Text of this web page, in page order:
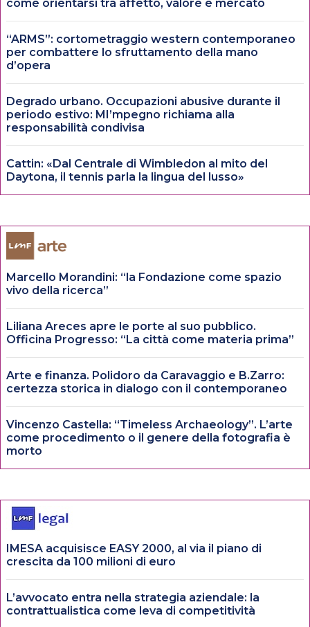
come orientarsi tra affetto, valore e mercato
“ARMS”: cortometraggio western contemporaneo
per combattere lo sfruttamento della mano
d’opera
Degrado urbano. Occupazioni abusive durante il
periodo estivo: MI’mpegno richiama alla
responsabilità condivisa
Cattin: «Dal Centrale di Wimbledon al mito del
Daytona, il tennis parla la lingua del lusso»
Marcello Morandini: “la Fondazione come spazio
vivo della ricerca”
Liliana Areces apre le porte al suo pubblico.
Officina Progresso: “La città come materia prima”
Arte e finanza. Polidoro da Caravaggio e B.Zarro:
certezza storica in dialogo con il contemporaneo
Vincenzo Castella: “Timeless Archaeology”. L’arte
come procedimento o il genere della fotografia è
morto
IMESA acquisisce EASY 2000, al via il piano di
crescita da 100 milioni di euro
L’avvocato entra nella strategia aziendale: la
contrattualistica come leva di competitività